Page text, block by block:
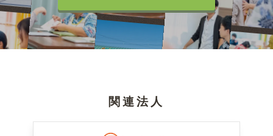
関連法人